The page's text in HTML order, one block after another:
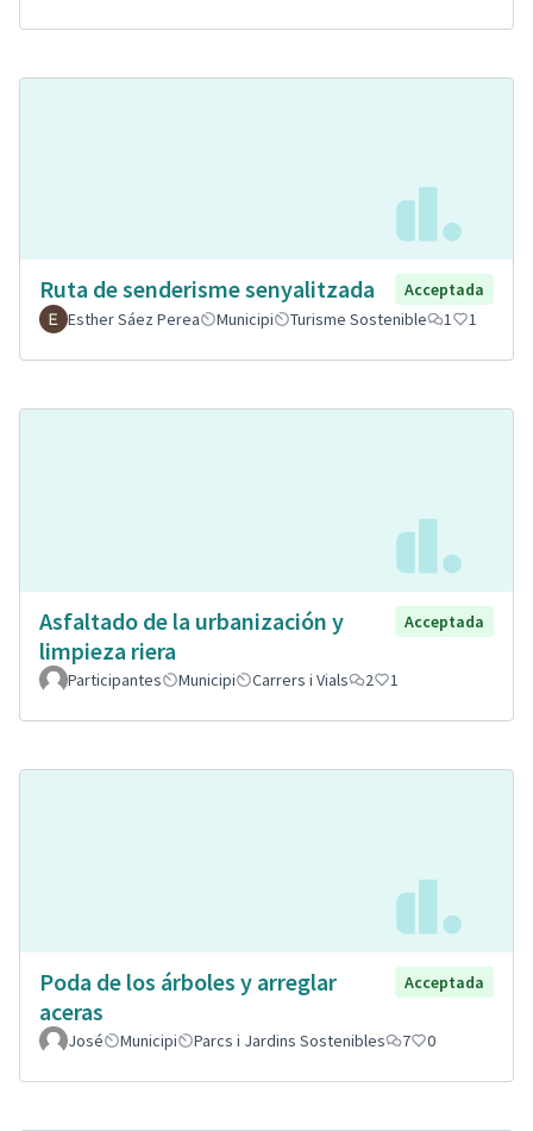
Ruta de senderisme senyalitzada
Acceptada
Esther Sáez Perea
Municipi Turisme Sostenible 1 1
Asfaltado de la urbanización y
limpieza riera
Acceptada
Participantes Municipi Carrers i Vials 2 1
Poda de los árboles y arreglar
aceras
Acceptada
José Municipi Parcs i Jardins Sostenibles 7 0